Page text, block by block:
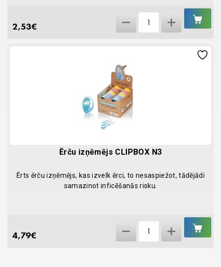
2,53€
OUT
quantity
Ērču izņēmējs CLIPBOX N3
Ērts ērču izņēmējs, kas izvelk ērci, to nesaspiežot, tādējādi
samazinot inficēšanās risku.
4,79€